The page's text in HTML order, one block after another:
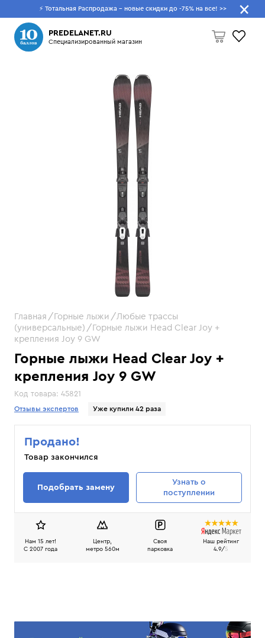
⚡ Тотальная Распродажа - новые скидки до -75% на все! >>
PREDELANET.RU
Специализированный магазин
Что будем искать?
Главная Горные лыжи
Любые трассы
(универсальные)
Горные лыжи Head Clear Joy +
крепления Joy 9 GW
Горные лыжи Head Clear Joy +
крепления Joy 9 GW
Код товара: 45821
Отзывы экспертов Уже купили 42 раза
Продано!
Товар закончился
Подобрать замену
Узнать о
поступлении
Нам 15 лет!
C 2007 года
Центр,
метро 560м
Своя
парковка
Наш рейтинг
4.9/5